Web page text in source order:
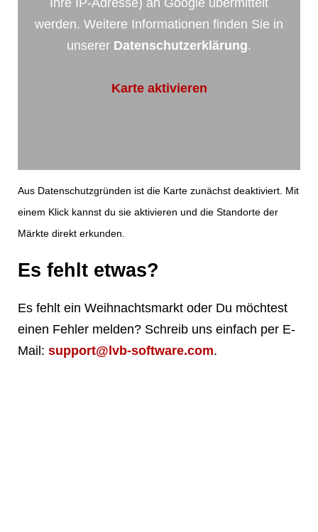
werden. Weitere Informationen finden Sie in
unserer Datenschutzerklärung.
Karte aktivieren
Aus Datenschutzgründen ist die Karte zunächst deaktiviert. Mit
einem Klick kannst du sie aktivieren und die Standorte der
Märkte direkt erkunden.
Es fehlt etwas?
Es fehlt ein Weihnachtsmarkt oder Du möchtest
einen Fehler melden? Schreib uns einfach per E-
Mail: support@lvb-software.com.